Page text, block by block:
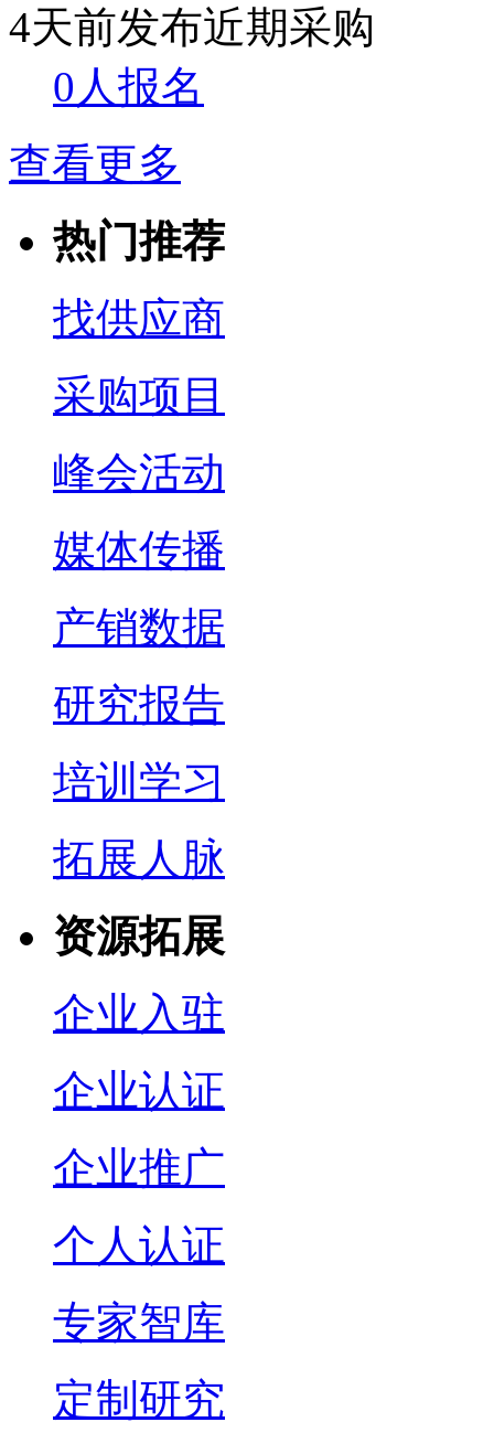
4天前发布近期采购
0人报名
查看更多
热门推荐
找供应商
采购项目
峰会活动
媒体传播
产销数据
研究报告
培训学习
拓展人脉
资源拓展
企业入驻
企业认证
企业推广
个人认证
专家智库
定制研究